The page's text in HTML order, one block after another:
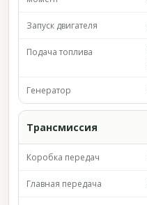
Запуск двигателя
Подача топлива
Генератор
Трансмиссия
Коробка передач
Главная передача